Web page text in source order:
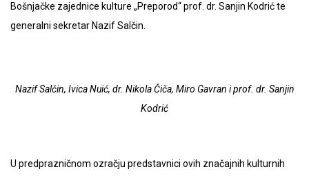
Bošnjačke zajednice kulture „Preporod“ prof. dr. Sanjin Kodrić te
generalni sekretar Nazif Salčin.
Nazif Salčin, Ivica Nuić, dr. Nikola Čiča, Miro Gavran i prof. dr. Sanjin
Kodrić
U predprazničnom ozračju predstavnici ovih značajnih kulturnih